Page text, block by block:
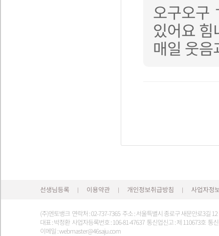
오구오구
있어요
매일 웃
선생님등록 | 이용약관 | 개인정보취급방침 | 사업자정
(주)멘토뱅크 연락처 : 02-737-7365 주소 : 서울특별시 종로구 새문안로3길
대표 : 박정환 사업자등록번호 : 106-81-47637 통신업신고 : 제 110673호 통
이메일 : webmaster@46saju.com